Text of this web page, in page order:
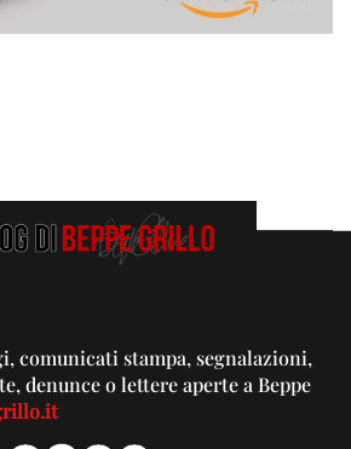
comunicati stampa, segnalazioni,
denunce o lettere aperte a Beppe